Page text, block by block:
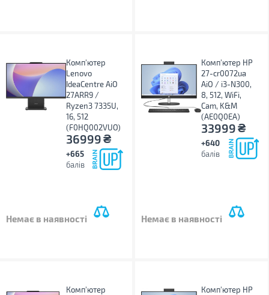
Комп'ютер
Lenovo
IdeaCentre AiO
27ARR9 /
Ryzen3 7335U,
16, 512
(F0HQ002VUO)
36999₴
+665
балів
Немає в наявності
Комп'ютер HP
27-cr0072ua
AiO / i3-N300,
8, 512, WiFi,
Cam, K&M
(AE0Q0EA)
33999₴
+640
балів
Немає в наявності
Комп'ютер
Комп'ютер HP